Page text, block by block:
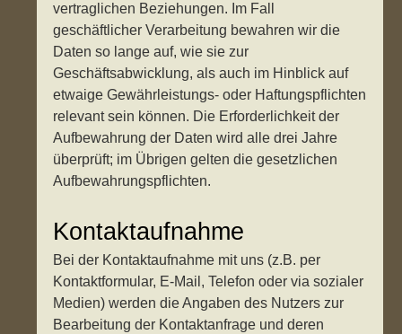
vertraglichen Beziehungen. Im Fall
geschäftlicher Verarbeitung bewahren wir die
Daten so lange auf, wie sie zur
Geschäftsabwicklung, als auch im Hinblick auf
etwaige Gewährleistungs- oder Haftungspflichten
relevant sein können. Die Erforderlichkeit der
Aufbewahrung der Daten wird alle drei Jahre
überprüft; im Übrigen gelten die gesetzlichen
Aufbewahrungspflichten.
Kontaktaufnahme
Bei der Kontaktaufnahme mit uns (z.B. per
Kontaktformular, E-Mail, Telefon oder via sozialer
Medien) werden die Angaben des Nutzers zur
Bearbeitung der Kontaktanfrage und deren